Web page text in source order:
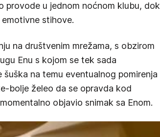
provode u jednom noćnom klubu, dok
stihove.
na društvenim mrežama, s obzirom
Enu s kojom se tek sada
na temu eventualnog pomirenja
bolje želeo da se opravda kod
objavio snimak sa Enom.